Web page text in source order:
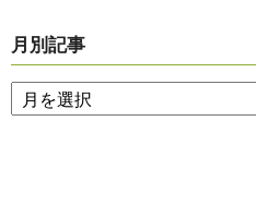
月別記事